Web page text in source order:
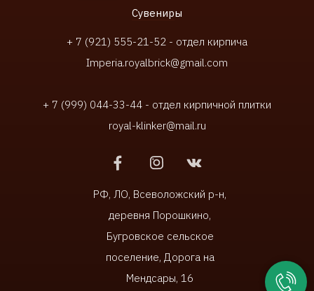
Сувениры
+ 7 (921) 555-21-52 - отдел кирпича
Imperia.royalbrick@gmail.com
+ 7 (999) 044-33-44 - отдел кирпичной плитки
royal-klinker@mail.ru
РФ, ЛО, Всеволожский р-н,
деревня Порошкино,
Бугровское сельское
поселение, Дорога на
Мендсары, 16